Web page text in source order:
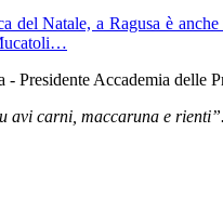
- Presidente Accademia delle
avi carni, maccaruna e rienti”.